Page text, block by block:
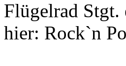
Flügelrad Stgt.
hier: Rock`n